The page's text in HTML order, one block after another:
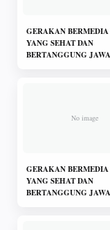
GERAKAN
YANG SEHAT DAN
BERTANGGUNG
GERAKAN
YANG SEHAT DAN
BERTANGGUNG